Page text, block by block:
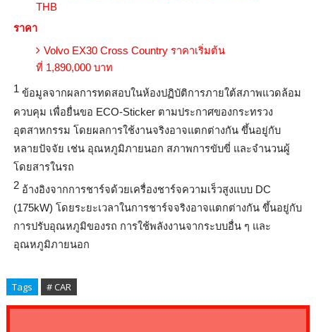
THB
ราคา
Volvo EX30 Cross Countryราคาเริ่มต้น
ที่ 1,890,000บาท
1 ข้อมูลจากผลการทดสอบในห้องปฏิบัติการภายใต้สภาพแวดล้อม
ควบคุม เพื่อยื่นขอ ECO-Sticker ตามประกาศของกระทรวง
อุตสาหกรรม โดยผลการใช้งานจริงอาจแตกต่างกัน ขึ้นอยู่กับ
หลายปัจจัย เช่น อุณหภูมิภายนอก สภาพการขับขี่ และจำนวนผู้
โดยสารในรถ
2 อ้างอิงจากการชาร์จด้วยเครื่องชาร์จความเร็วสูงแบบ DC
(175kW) โดยระยะเวลาในการชาร์จจริงอาจแตกต่างกัน ขึ้นอยู่กับ
การปรับอุณหภูมิของรถ การใช้พลังงานจากระบบอื่น ๆ และ
อุณหภูมิภายนอก
Tags # CAR